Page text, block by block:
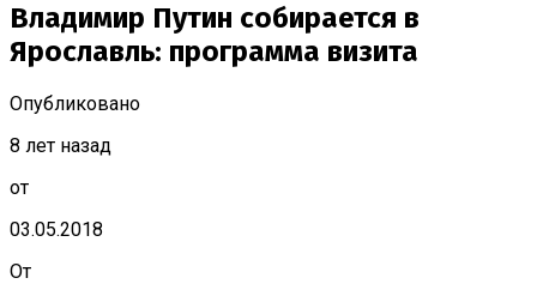
Владимир Путин собирается в
Ярославль: программа визита
Опубликовано
8 лет назад
от
03.05.2018
От